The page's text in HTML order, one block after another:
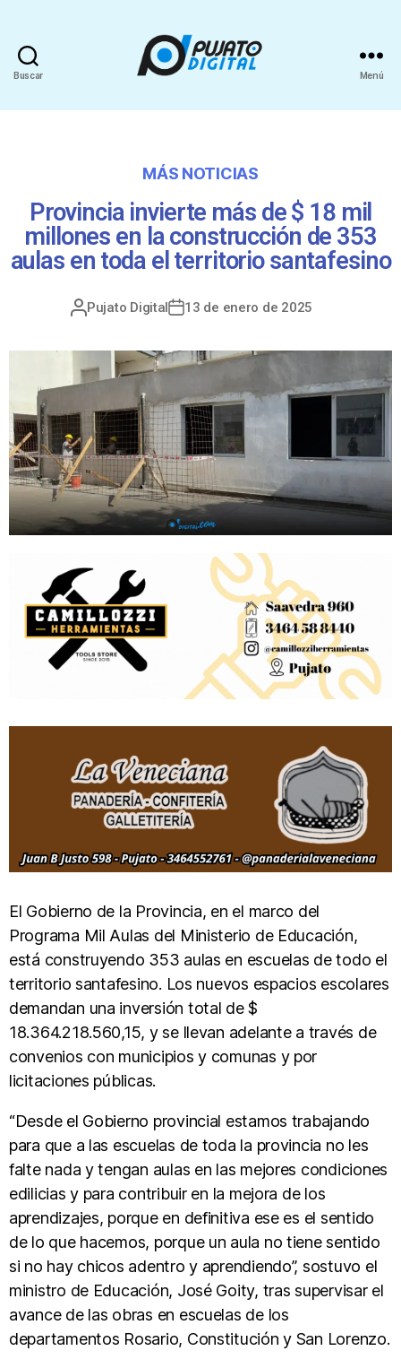
Buscar Menú
MÁS NOTICIAS
Provincia invierte más de $ 18 mil
millones en la construcción de 353
aulas en toda el territorio santafesino
Pujato Digital 13 de enero de 2025
El Gobierno de la Provincia, en el marco del
Programa Mil Aulas del Ministerio de Educación,
está construyendo 353 aulas en escuelas de todo el
territorio santafesino. Los nuevos espacios escolares
demandan una inversión total de $
18.364.218.560,15, y se llevan adelante a través de
convenios con municipios y comunas y por
licitaciones públicas.
“Desde el Gobierno provincial estamos trabajando
para que a las escuelas de toda la provincia no les
falte nada y tengan aulas en las mejores condiciones
edilicias y para contribuir en la mejora de los
aprendizajes, porque en definitiva ese es el sentido
de lo que hacemos, porque un aula no tiene sentido
si no hay chicos adentro y aprendiendo”, sostuvo el
ministro de Educación, José Goity, tras supervisar el
avance de las obras en escuelas de los
departamentos Rosario, Constitución y San Lorenzo.